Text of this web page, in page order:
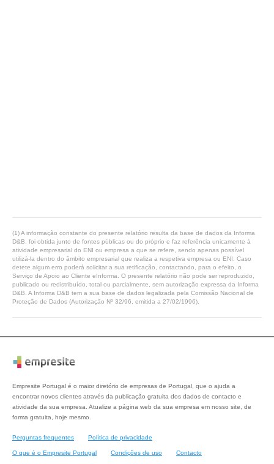
(1) A informação constante do presente relatório resulta da base de dados da Informa
D&B, foi obtida junto de fontes públicas ou do próprio e faz referência unicamente à
atividade empresarial do ENI ou empresa a que se refere, sendo apenas possível
utilizá-la dentro do âmbito empresarial que realiza a respetiva empresa ou ENI. Caso
detete algum erro poderá solicitar a sua retificação, contactando, para o efeito, o
Serviço de Apoio ao Cliente eInforma. O presente relatório não pode ser reproduzido,
publicado ou redistribuído, total ou parcialmente, sem autorização expressa da Informa
D&B. A Informa D&B tem a sua base de dados legalizada pela Comissão Nacional de
Proteção de Dados (Autorização Nº 32/96, emitida a 27/02/1996).
Empresite Portugal é o maior diretório de empresas de Portugal, que o ajuda a
encontrar novos clientes através da publicação gratuita dos dados de contacto e
atividade da sua empresa. Atualize a página web da sua empresa em nosso site, de
forma gratuita, hoje mesmo.
Perguntas frequentes Política de privacidade
O que é o Empresite Portugal Condições de uso Contacto